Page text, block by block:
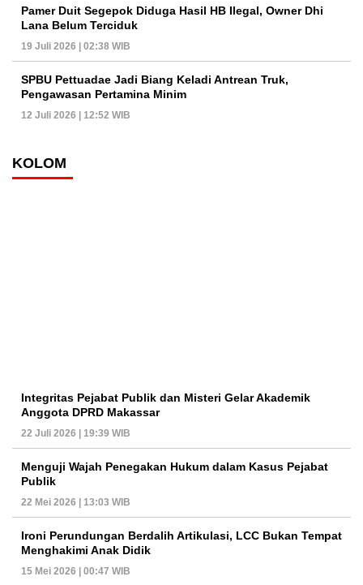
Pamer Duit Segepok Diduga Hasil HB Ilegal, Owner Dhi
Lana Belum Terciduk
19 Juli 2026 | 02:38 WIB
SPBU Pettuadae Jadi Biang Keladi Antrean Truk,
Pengawasan Pertamina Minim
12 Juli 2026 | 12:52 WIB
KOLOM
Integritas Pejabat Publik dan Misteri Gelar Akademik
Anggota DPRD Makassar
22 Juli 2026 | 19:39 WIB
Menguji Wajah Penegakan Hukum dalam Kasus Pejabat
Publik
22 Mei 2026 | 13:03 WIB
Ironi Perundungan Berdalih Artikulasi, LCC Bukan Tempat
Menghakimi Anak Didik
15 Mei 2026 | 00:47 WIB